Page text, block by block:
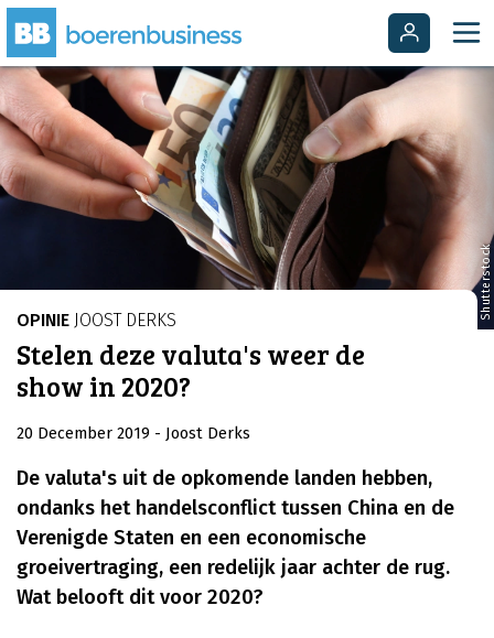
Shutterstock
OPINIE JOOST DERKS
Stelen deze valuta's weer de
show in 2020?
20 December 2019 - Joost Derks
De valuta's uit de opkomende landen hebben,
ondanks het handelsconflict tussen China en de
Verenigde Staten en een economische
groeivertraging, een redelijk jaar achter de rug.
Wat belooft dit voor 2020?